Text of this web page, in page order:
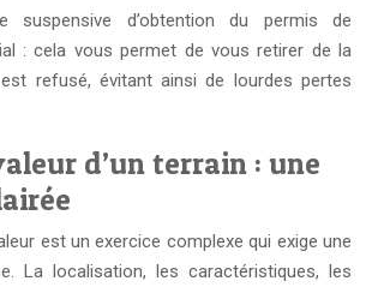
suspensive d’obtention du permis de
: cela vous permet de vous retirer de la
refusé, évitant ainsi de lourdes pertes
d’un terrain : une
est un exercice complexe qui exige une
La localisation, les caractéristiques, les